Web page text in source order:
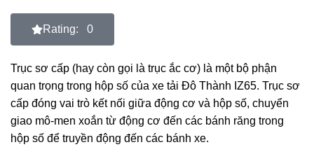
Rating: 0
Trục sơ cấp (hay còn gọi là trục ắc cơ) là một bộ phận
quan trọng trong hộp số của xe tải Đô Thành IZ65. Trục sơ
cấp đóng vai trò kết nối giữa động cơ và hộp số, chuyển
giao mô-men xoắn từ động cơ đến các bánh răng trong
hộp số để truyền động đến các bánh xe.